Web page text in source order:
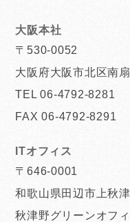
大阪本社
〒530-0052
大阪府大阪市北区南
TEL 06-4792-8281
FAX 06-4792-8291
ITオフィス
〒646-0001
和歌山県田辺市上秋
秋津野グリーンオフ